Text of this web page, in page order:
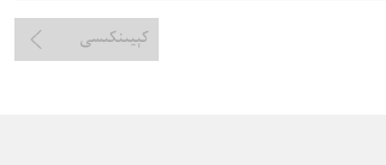
كېيىنكىسى